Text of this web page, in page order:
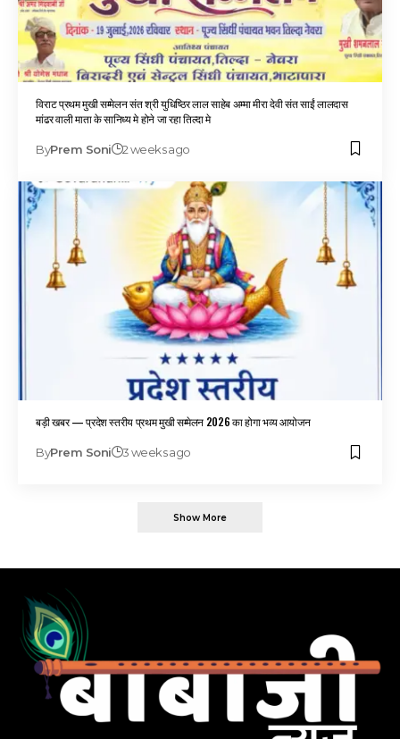
विराट प्रथम मुखी सम्मेलन संत श्री युधिष्ठिर लाल साहेब अम्मा मीरा देवी संत साईं लालदास
मांढर वाली माता के सानिध्य मे होने जा रहा तिल्दा मे
ByPrem Soni 2 weeks ago
बड़ी खबर — प्रदेश स्तरीय प्रथम मुखी सम्मेलन 2026 का होगा भव्य आयोजन
ByPrem Soni 3 weeks ago
Show More